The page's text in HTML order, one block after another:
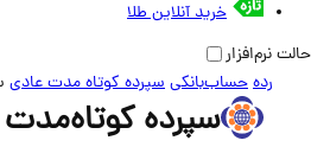
خرید آنلاین طلا
حالت نرم‌افزار
ردهحساب‌بانکیسپرده کوتاه مدت عادی
سپرده